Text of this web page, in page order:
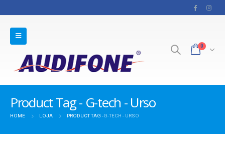
0
Product Tag - G-tech - Urso
HOME LOJA PRODUCT TAG -G-TECH - URSO